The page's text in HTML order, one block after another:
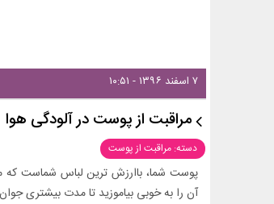
۷ اسفند ۱۳۹۶ - ۱۰:۵۱
مراقبت از پوست در آلودگی هوا
دسته: مراقبت از پوست
پوست شما، باارزش ترین لباس شماست که
آن را به خوبی بیاموزید تا مدت بیشتری